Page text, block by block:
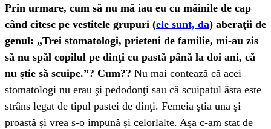
Prin urmare, cum să nu mă iau eu cu mâinile de cap
când citesc pe vestitele grupuri (ele sunt, da) aberaţii de
genul: „Trei stomatologi, prieteni de familie, mi-au zis
să nu spăl copilul pe dinţi cu pastă până la doi ani, că
nu ştie să scuipe.”? Cum?? Nu mai contează că acei
stomatologi nu erau şi pedodonţi sau că scuipatul ăsta este
strâns legat de tipul pastei de dinţi. Femeia ştia una şi
proastă şi vrea s-o impună şi celorlalte. Aşa c-am stat de